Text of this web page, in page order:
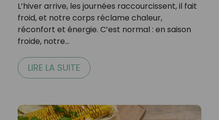
L’hiver arrive, les journées raccourcissent, il fait
froid, et notre corps réclame chaleur,
réconfort et énergie. C’est normal : en saison
froide, notre…
LIRE LA SUITE